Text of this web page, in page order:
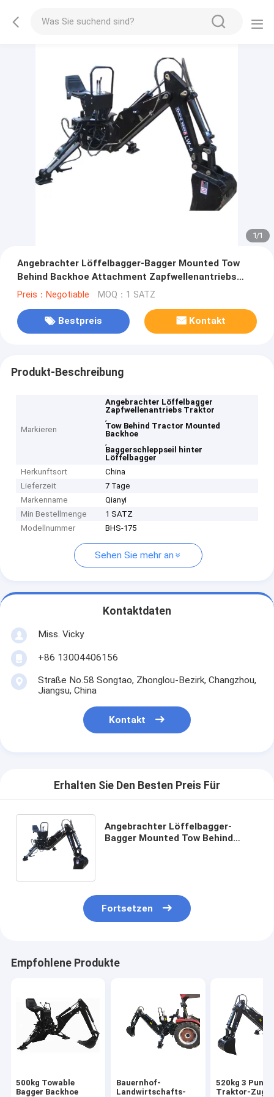
1/1
Angebrachter Löffelbagger-Bagger Mounted Tow
Behind Backhoe Attachment Zapfwellenantriebs
Traktor
Preis：Negotiable MOQ：1 SATZ
Bestpreis Kontakt
Produkt-Beschreibung
Markieren
Angebrachter Löffelbagger
Zapfwellenantriebs Traktor
,
Tow Behind Tractor Mounted
Backhoe
,
Baggerschleppseil hinter
Löffelbagger
Herkunftsort
China
Lieferzeit
7 Tage
Markenname
Qianyi
Min Bestellmenge
1 SATZ
Modellnummer
BHS-175
Sehen Sie mehr an
Kontaktdaten
Miss. Vicky
+86 13004406156
Straße No.58 Songtao, Zhonglou-Bezirk, Changzhou,
Jiangsu, China
Kontakt
Erhalten Sie Den Besten Preis Für
Angebrachter Löffelbagger-
Bagger Mounted Tow Behind
Fortsetzen
Empfohlene Produkte
500kg Towable
Bagger Backhoe
Bauernhof-
Landwirtschafts-
520kg 3
Traktor-Zug